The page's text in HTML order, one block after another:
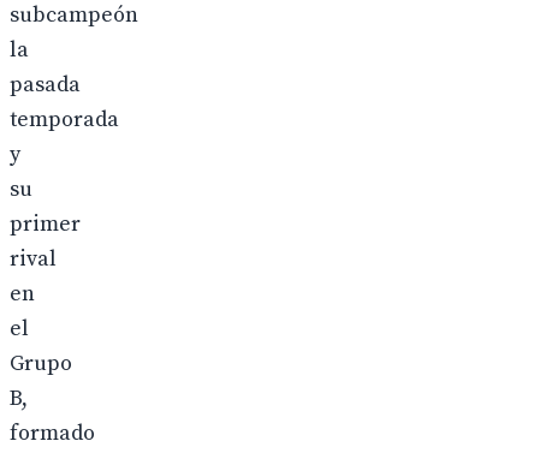
subcampeón
la
pasada
temporada
y
su
primer
rival
en
el
Grupo
B,
formado